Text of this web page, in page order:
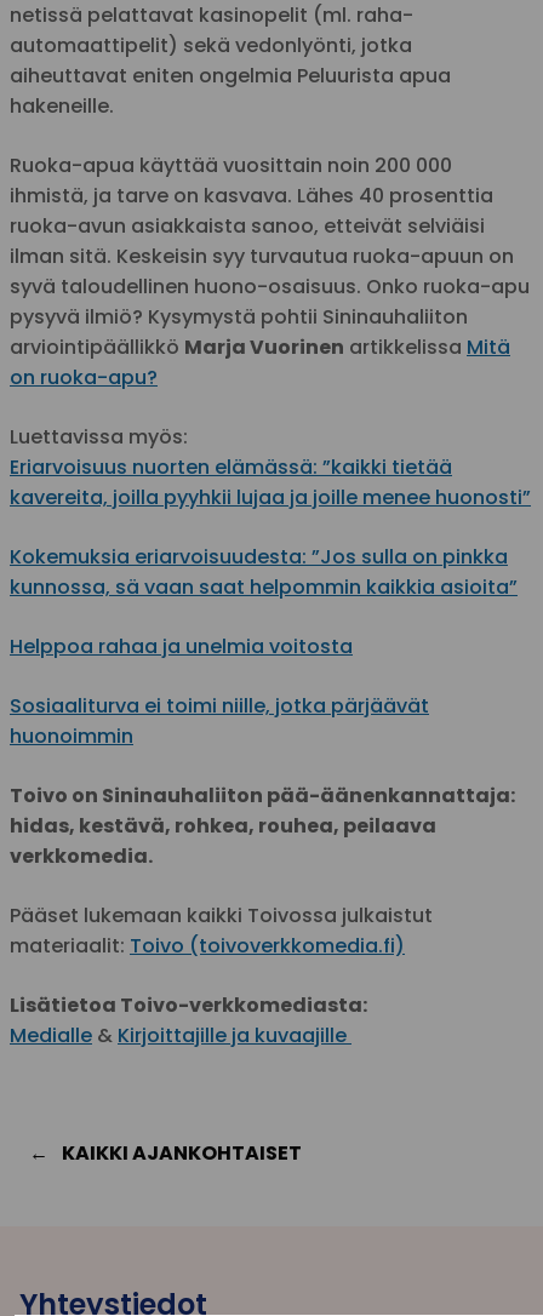
netissä pelattavat kasinopelit (ml. raha-
automaattipelit) sekä vedonlyönti, jotka
aiheuttavat eniten ongelmia Peluurista apua
hakeneille.
Ruoka-apua käyttää vuosittain noin 200 000
ihmistä, ja tarve on kasvava. Lähes 40 prosenttia
ruoka-avun asiakkaista sanoo, etteivät selviäisi
ilman sitä. Keskeisin syy turvautua ruoka-apuun on
syvä taloudellinen huono-osaisuus. Onko ruoka-apu
pysyvä ilmiö? Kysymystä pohtii Sininauhaliiton
arviointipäällikkö Marja Vuorinen artikkelissa Mitä
on ruoka-apu?
Luettavissa myös:
Eriarvoisuus nuorten elämässä: ”kaikki tietää
kavereita, joilla pyyhkii lujaa ja joille menee huonosti”
Kokemuksia eriarvoisuudesta: ”Jos sulla on pinkka
kunnossa, sä vaan saat helpommin kaikkia asioita”
Helppoa rahaa ja unelmia voitosta
Sosiaaliturva ei toimi niille, jotka pärjäävät
huonoimmin
Toivo on Sininauhaliiton pää-äänenkannattaja:
hidas, kestävä, rohkea, rouhea, peilaava
verkkomedia.
Pääset lukemaan kaikki Toivossa julkaistut
materiaalit: Toivo (toivoverkkomedia.fi)
Lisätietoa Toivo-verkkomediasta:
Medialle & Kirjoittajille ja kuvaajille
KAIKKI AJANKOHTAISET
Yhteystiedot